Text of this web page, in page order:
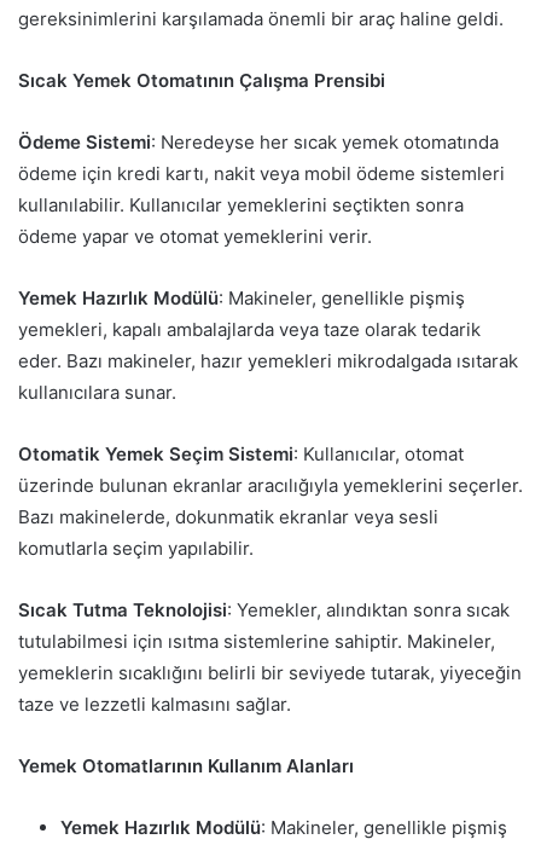
gereksinimlerini karşılamada önemli bir araç haline geldi.
Sıcak Yemek Otomatının Çalışma Prensibi
Ödeme Sistemi: Neredeyse her sıcak yemek otomatında
ödeme için kredi kartı, nakit veya mobil ödeme sistemleri
kullanılabilir. Kullanıcılar yemeklerini seçtikten sonra
ödeme yapar ve otomat yemeklerini verir.
Yemek Hazırlık Modülü: Makineler, genellikle pişmiş
yemekleri, kapalı ambalajlarda veya taze olarak tedarik
eder. Bazı makineler, hazır yemekleri mikrodalgada ısıtarak
kullanıcılara sunar.
Otomatik Yemek Seçim Sistemi: Kullanıcılar, otomat
üzerinde bulunan ekranlar aracılığıyla yemeklerini seçerler.
Bazı makinelerde, dokunmatik ekranlar veya sesli
komutlarla seçim yapılabilir.
Sıcak Tutma Teknolojisi: Yemekler, alındıktan sonra sıcak
tutulabilmesi için ısıtma sistemlerine sahiptir. Makineler,
yemeklerin sıcaklığını belirli bir seviyede tutarak, yiyeceğin
taze ve lezzetli kalmasını sağlar.
Yemek Otomatlarının Kullanım Alanları
Yemek Hazırlık Modülü: Makineler, genellikle pişmiş